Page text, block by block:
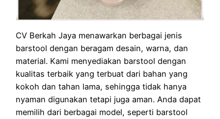
CV Berkah Jaya menawarkan berbagai jenis
barstool dengan beragam desain, warna, dan
material. Kami menyediakan barstool dengan
kualitas terbaik yang terbuat dari bahan yang
kokoh dan tahan lama, sehingga tidak hanya
nyaman digunakan tetapi juga aman. Anda dapat
memilih dari berbagai model, seperti barstool